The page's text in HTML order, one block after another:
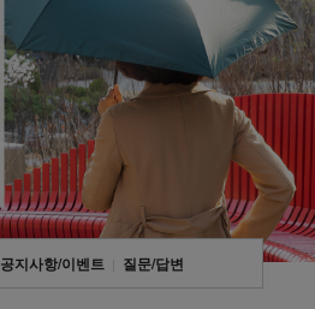
공지사항/이벤트 질문/답변